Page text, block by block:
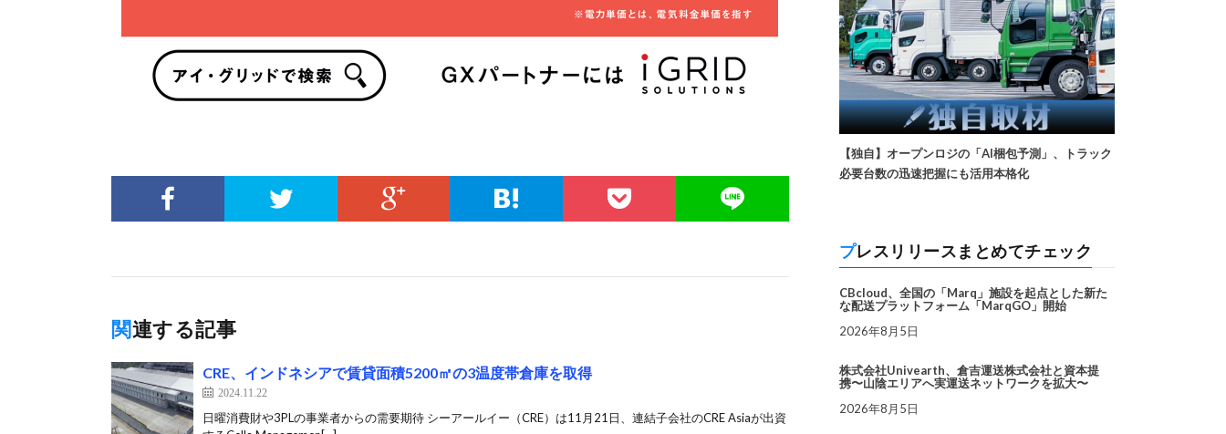
関連する記事
CRE、インドネシアで賃貸面積5200㎡の3温度帯倉庫を取得
2024.11.22
日曜消費財や3PLの事業者からの需要期待 シーアールイー（CRE）は11月21日、連結子会社のCRE Asiaが出資
【独自】オープンロジの「AI梱包予測」、トラック
必要台数の迅速把握にも活用本格化
プレスリリースまとめてチェック
CBcloud、全国の「Marq」施設を起点とした新た
な配送プラットフォーム「MarqGO」開始
2026年8月5日
株式会社Univearth、倉吉運送株式会社と資本提
携〜山陰エリアへ実運送ネットワークを拡大〜
2026年8月5日